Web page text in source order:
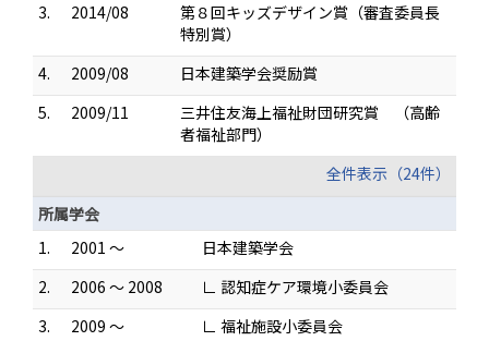
3.
2014/08
第８回キッズデザイン賞（審査委員長
特別賞）
4.
2009/08
日本建築学会奨励賞
5.
2009/11
三井住友海上福祉財団研究賞 （高齢
者福祉部門）
全件表示（24件）
所属学会
1.
2001 ～
日本建築学会
2.
2006 ～ 2008
∟ 認知症ケア環境小委員会
3.
2009 ～
∟ 福祉施設小委員会